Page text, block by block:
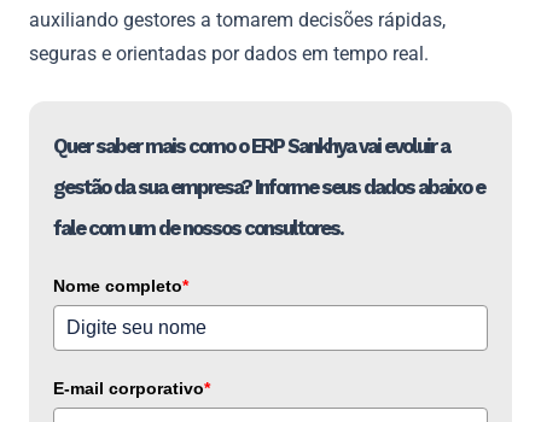
auxiliando gestores a tomarem decisões rápidas,
seguras e orientadas por dados em tempo real.
Quer saber mais como o ERP Sankhya vai evoluir a
gestão da sua empresa? Informe seus dados abaixo e
fale com um de nossos consultores.
Nome completo*
E-mail corporativo*